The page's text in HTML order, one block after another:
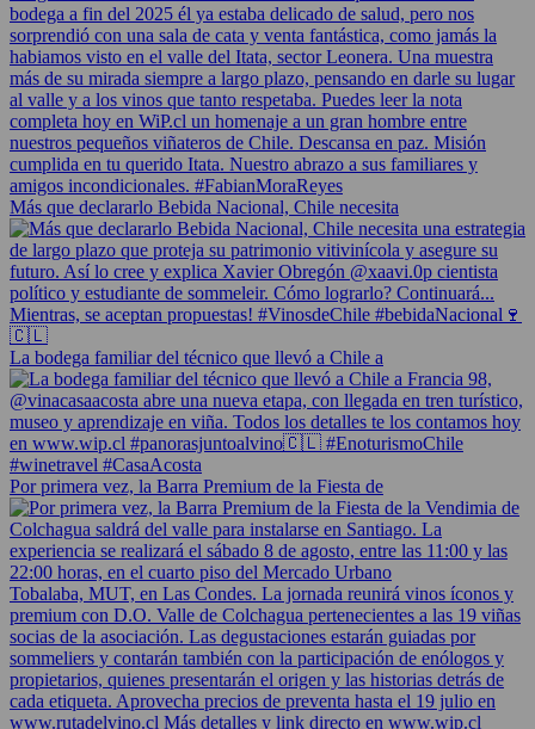
Más que declararlo Bebida Nacional, Chile necesita
La bodega familiar del técnico que llevó a Chile a
Por primera vez, la Barra Premium de la Fiesta de